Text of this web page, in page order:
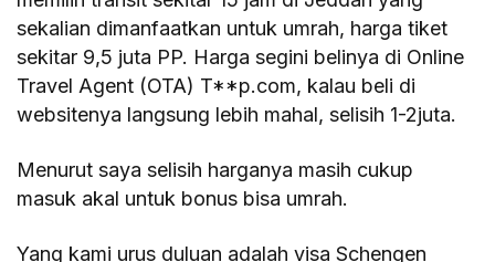
sekalian dimanfaatkan untuk umrah, harga tiket
sekitar 9,5 juta PP. Harga segini belinya di Online
Travel Agent (OTA) T**p.com, kalau beli di
websitenya langsung lebih mahal, selisih 1-2juta.
Menurut saya selisih harganya masih cukup
masuk akal untuk bonus bisa umrah.
Yang kami urus duluan adalah visa Schengen